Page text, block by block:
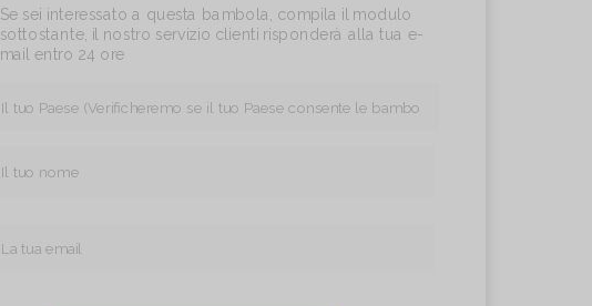
Se sei interessato a questa bambola, compila il modulo
sottostante, il nostro servizio clienti risponderà alla tua e-
mail entro 24 ore